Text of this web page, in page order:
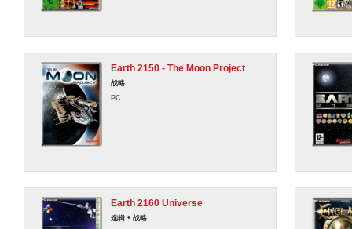
Earth 2150 - The Moon Project
战略
PC
Earth 2160 Universe
选辑 • 战略